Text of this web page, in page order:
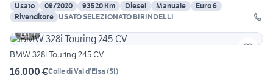
Usato
09/2020 93520 Km Diesel Manuale
Euro 6
Rivenditore USATO SELEZIONATO BIRINDELLI
6
BMW 328i Touring 245 CV
16.000 €Colle di Val d'Elsa (SI)